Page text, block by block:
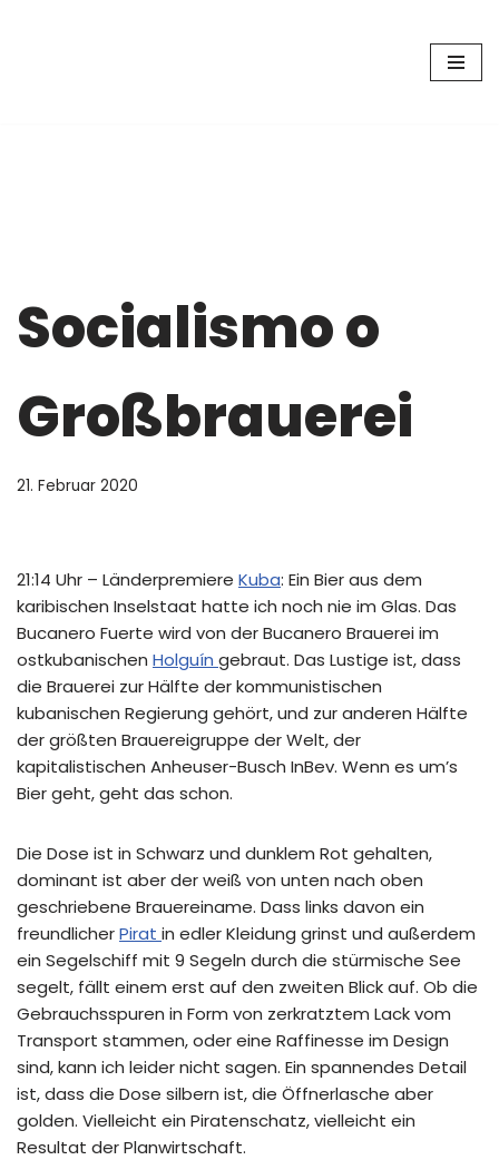
Socialismo o
Großbrauerei
21. Februar 2020
21:14 Uhr – Länderpremiere Kuba: Ein Bier aus dem
karibischen Inselstaat hatte ich noch nie im Glas. Das
Bucanero Fuerte wird von der Bucanero Brauerei im
ostkubanischen Holguín gebraut. Das Lustige ist, dass
die Brauerei zur Hälfte der kommunistischen
kubanischen Regierung gehört, und zur anderen Hälfte
der größten Brauereigruppe der Welt, der
kapitalistischen Anheuser-Busch InBev. Wenn es um’s
Bier geht, geht das schon.
Die Dose ist in Schwarz und dunklem Rot gehalten,
dominant ist aber der weiß von unten nach oben
geschriebene Brauereiname. Dass links davon ein
freundlicherPirat in edler Kleidung grinst und außerdem
ein Segelschiff mit 9 Segeln durch die stürmische See
segelt, fällt einem erst auf den zweiten Blick auf. Ob die
Gebrauchsspuren in Form von zerkratztem Lack vom
Transport stammen, oder eine Raffinesse im Design
sind, kann ich leider nicht sagen. Ein spannendes Detail
ist, dass die Dose silbern ist, die Öffnerlasche aber
golden. Vielleicht ein Piratenschatz, vielleicht ein
Resultat der Planwirtschaft.